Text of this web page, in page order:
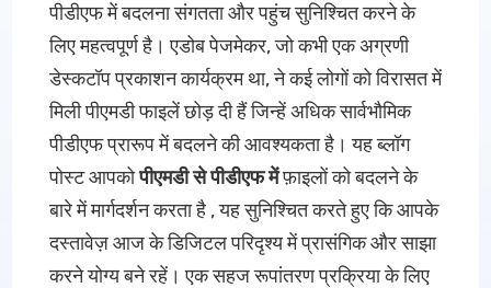
पीडीएफ में बदलना संगतता और पहुंच सुनिश्चित करने के
लिए महत्वपूर्ण है। एडोब पेजमेकर, जो कभी एक अग्रणी
डेस्कटॉप प्रकाशन कार्यक्रम था, ने कई लोगों को विरासत में
मिली पीएमडी फाइलें छोड़ दी हैं जिन्हें अधिक सार्वभौमिक
पीडीएफ प्रारूप में बदलने की आवश्यकता है। यह ब्लॉग
पोस्ट आपकोपीएमडी से पीडीएफ मेंफ़ाइलों को बदलने के
बारे में मार्गदर्शन करता है , यह सुनिश्चित करते हुए कि आपके
दस्तावेज़ आज के डिजिटल परिदृश्य में प्रासंगिक और साझा
करने योग्य बने रहें। एक सहज रूपांतरण प्रक्रिया के लिए